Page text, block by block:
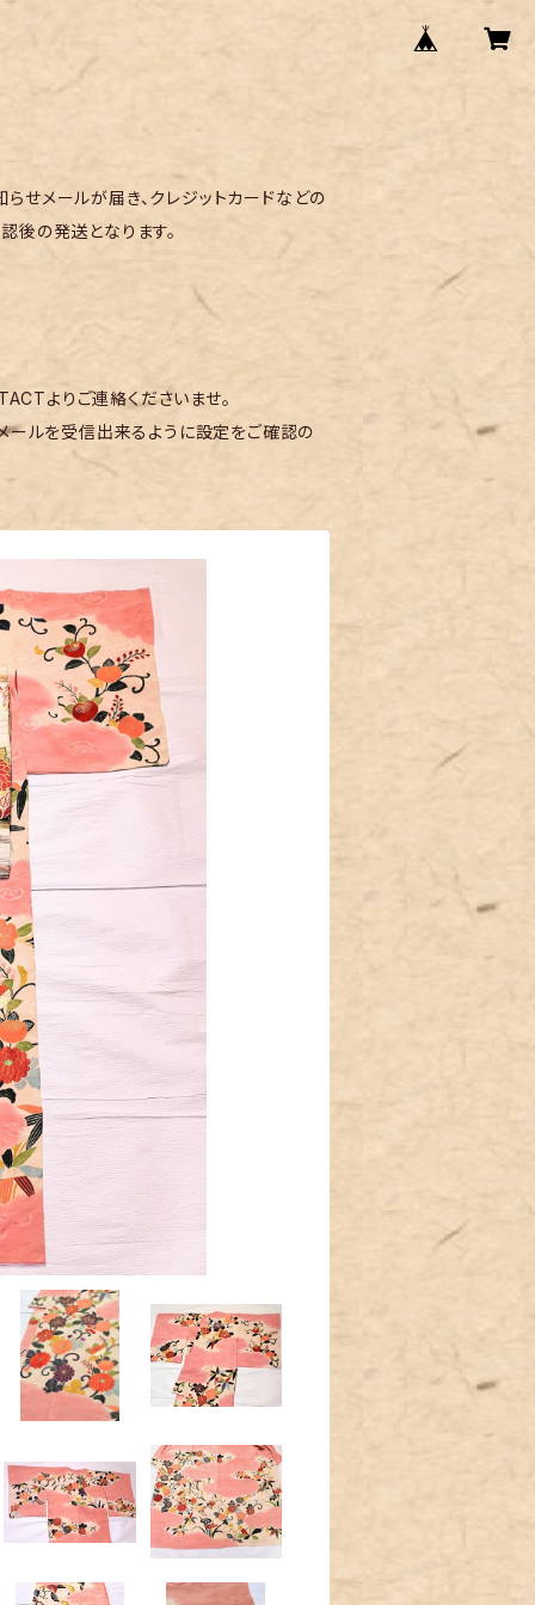
せメールが届き、クレジットカードなどの
の発送となります。
よりご連絡くださいませ。
ールを受信出来るように設定をご確認の